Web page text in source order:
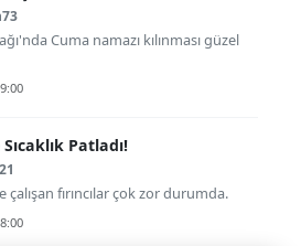
Cuma namazı kılınması güzel
Patladı!
çalışan fırıncılar çok zor durumda.